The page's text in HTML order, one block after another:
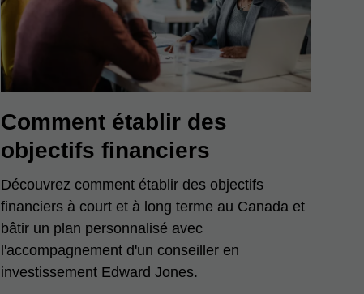
Comment établir des
objectifs financiers
Découvrez comment établir des objectifs
financiers à court et à long terme au Canada et
bâtir un plan personnalisé avec
l'accompagnement d'un conseiller en
investissement Edward Jones.